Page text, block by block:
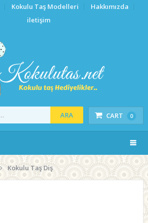
Kokulu Taş Modelleri
Hakkımızda
iletişim
CART 0
ARA
Kokulu Taş Diş